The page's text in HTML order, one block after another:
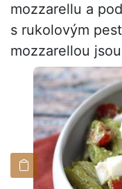
mozzarellu a
s rukolovým
mozzarellou